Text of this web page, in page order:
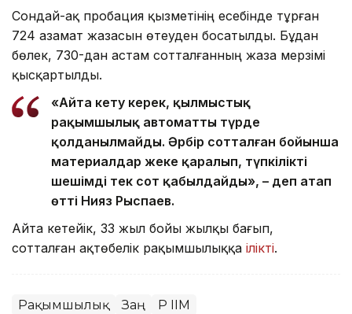
Сондай-ақ пробация қызметінің есебінде тұрған
724 азамат жазасын өтеуден босатылды. Бұдан
бөлек, 730-дан астам сотталғанның жаза мерзімі
қысқартылды.
«Айта кету керек, қылмыстық
рақымшылық автоматты түрде
қолданылмайды. Әрбір сотталған бойынша
материалдар жеке қаралып, түпкілікті
шешімді тек сот қабылдайды», – деп атап
өтті Нияз Рыспаев.
Айта кетейік, 33 жыл бойы жылқы бағып,
сотталған ақтөбелік рақымшылыққа ілікті.
Рақымшылық Заң ҚР ІІМ